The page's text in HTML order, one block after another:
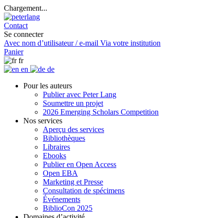
Chargement...
Contact
Se connecter
Avec nom d’utilisateur / e-mail Via votre institution
Panier
fr
en
de
Pour les auteurs
Publier avec Peter Lang
Soumettre un projet
2026 Emerging Scholars Competition
Nos services
Aperçu des services
Bibliothèques
Libraires
Ebooks
Publier en Open Access
Open EBA
Marketing et Presse
Consultation de spécimens
Événements
BiblioCon 2025